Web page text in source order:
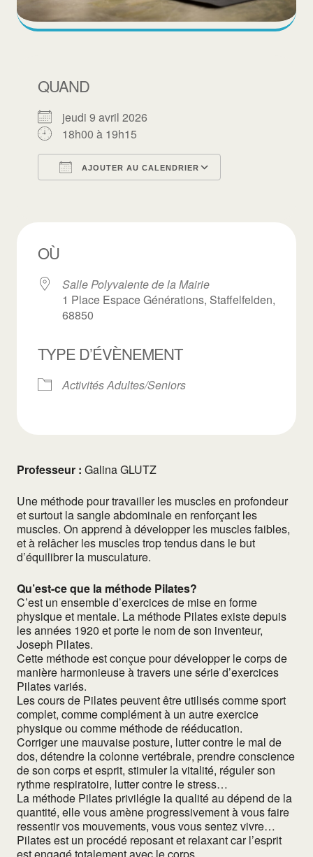
QUAND
jeudi 9 avril 2026
18h00 à 19h15
AJOUTER AU CALENDRIER
OÙ
Salle Polyvalente de la Mairie
1 Place Espace Générations, Staffelfelden,
68850
TYPE D’ÉVÈNEMENT
Activités Adultes/Seniors
Professeur : Galina GLUTZ
Une méthode pour travailler les muscles en profondeur
et surtout la sangle abdominale en renforçant les
muscles. On apprend à développer les muscles faibles,
et à relâcher les muscles trop tendus dans le but
d’équilibrer la musculature.
Qu’est-ce que la méthode Pilates?
C’est un ensemble d’exercices de mise en forme
physique et mentale. La méthode Pilates existe depuis
les années 1920 et porte le nom de son inventeur,
Joseph Pilates.
Cette méthode est conçue pour développer le corps de
manière harmonieuse à travers une série d’exercices
Pilates variés.
Les cours de Pilates peuvent être utilisés comme sport
complet, comme complément à un autre exercice
physique ou comme méthode de rééducation.
Corriger une mauvaise posture, lutter contre le mal de
dos, détendre la colonne vertébrale, prendre conscience
de son corps et esprit, stimuler la vitalité, réguler son
rythme respiratoire, lutter contre le stress…
La méthode Pilates privilégie la qualité au dépend de la
quantité, elle vous amène progressivement à vous faire
ressentir vos mouvements, vous vous sentez vivre…
Pilates est un procédé reposant et relaxant car l’esprit